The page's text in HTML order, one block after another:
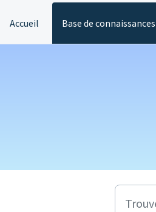
Accueil Base de connaissances